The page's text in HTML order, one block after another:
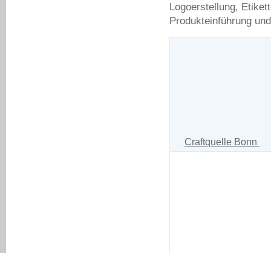
Logoerstellung,
Produkteinführung
Craftquelle Bonn